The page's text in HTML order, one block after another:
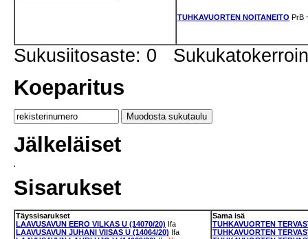
TUHKAVUORTEN NOITANEITO PrB
Sukusiitosaste: 0
Koeparitus
Jälkeläiset
Sisarukset
Täyssisarukset
LAAVUSAVUN EERO VILKAS U (14070/20) Ifa
LAAVUSAVUN JUHANI VIISAS U (14064/20) Ifa
Sama isä
TUHKAVUORTEN
TUHKAVUORTEN